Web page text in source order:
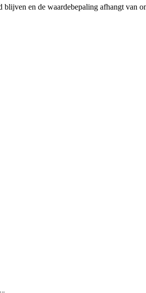
en de waardebepaling afhangt van